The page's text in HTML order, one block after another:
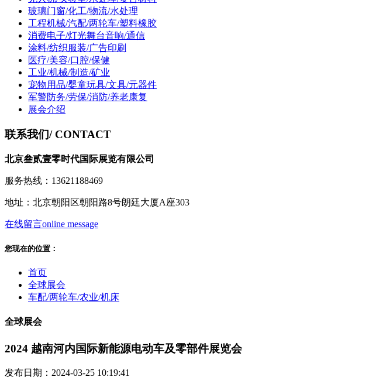
玻璃门窗/化工/物流/水处理
工程机械/汽配/两轮车/塑料橡胶
消费电子/灯光舞台音响/通信
涂料/纺织服装/广告印刷
医疗/美容/口腔/保健
工业/机械/制造/矿业
宠物用品/婴童玩具/文具/元器件
军警防务/劳保/消防/养老康复
展会介绍
联系我们/ CONTACT
北京叁贰壹零时代国际展览有限公司
服务热线：13621188469
地址：北京朝阳区朝阳路8号朗廷大厦A座303
在线留言online message
您现在的位置：
首页
全球展会
车配/两轮车/农业/机床
全球展会
2024 越南河内国际新能源电动车及零部件展览会
发布日期：2024-03-25 10:19:41